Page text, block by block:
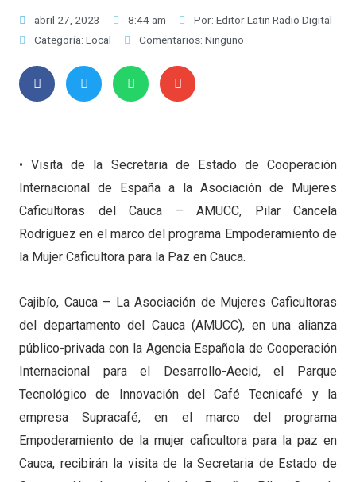
abril 27, 2023 8:44 am Por: Editor Latin Radio Digital
Categoría: Local Comentarios: Ninguno
• Visita de la Secretaria de Estado de Cooperación
Internacional de España a la Asociación de Mujeres
Caficultoras del Cauca – AMUCC, Pilar Cancela
Rodríguez en el marco del programa Empoderamiento de
la Mujer Caficultora para la Paz en Cauca.
Cajibío, Cauca – La Asociación de Mujeres Caficultoras
del departamento del Cauca (AMUCC), en una alianza
público-privada con la Agencia Española de Cooperación
Internacional para el Desarrollo-Aecid, el Parque
Tecnológico de Innovación del Café Tecnicafé y la
empresa Supracafé, en el marco del programa
Empoderamiento de la mujer caficultora para la paz en
Cauca, recibirán la visita de la Secretaria de Estado de